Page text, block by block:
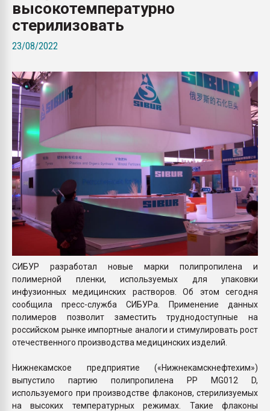
высокотемпературно
стерилизовать
23/08/2022
СИБУР разработал новые марки полипропилена и
полимерной пленки, используемых для упаковки
инфузионных медицинских растворов. Об этом сегодня
сообщила пресс-служба СИБУРа. Применение данных
полимеров позволит заместить труднодоступные на
российском рынке импортные аналоги и стимулировать рост
отечественного производства медицинских изделий.
Нижнекамское предприятие («Нижнекамскнефтехим»)
выпустило партию полипропилена PP MG012 D,
используемого при производстве флаконов, стерилизуемых
на высоких температурных режимах. Такие флаконы